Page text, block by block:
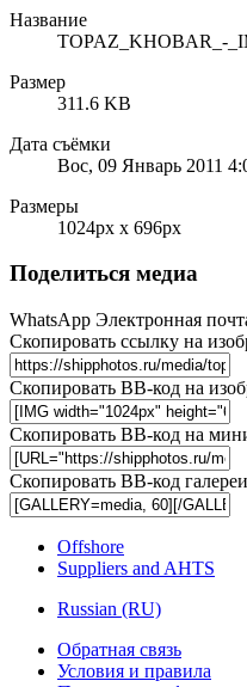
Название
TOPAZ_KHOBAR_-
Размер
311.6 KB
Дата съёмки
Вос, 09 Январь 2011
Размеры
1024px x 696px
Поделиться медиа
WhatsApp Электронная
Скопировать ссылку на
Скопировать BB-код на
Скопировать BB-код на
Скопировать BB-код галереи
Offshore
Suppliers and AHTS
Russian (RU)
Обратная связь
Условия и правила